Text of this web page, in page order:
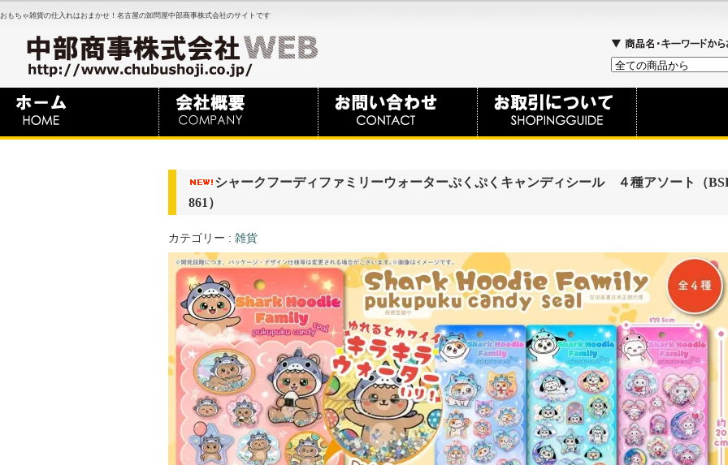
おもちゃ雑貨の仕入れはおまかせ！名古屋の卸問屋中部商事株式会社のサイトです
シャークフーディファミリーウォーターぷくぷくキャンディシール ４種アソート（
861）
カテゴリー : 雑貨